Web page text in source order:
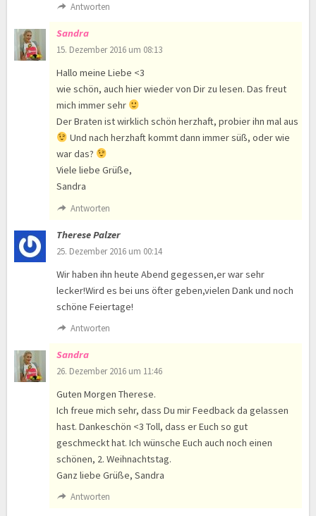
Antworten
Sandra
15. Dezember 2016 um 08:13
Hallo meine Liebe <3
wie schön, auch hier wieder von Dir zu lesen. Das freut
mich immer sehr
Der Braten ist wirklich schön herzhaft, probier ihn mal aus
Und nach herzhaft kommt dann immer süß, oder wie
war das?
Viele liebe Grüße,
Sandra
Antworten
Therese Palzer
25. Dezember 2016 um 00:14
Wir haben ihn heute Abend gegessen,er war sehr
lecker!Wird es bei uns öfter geben,vielen Dank und noch
schöne Feiertage!
Antworten
Sandra
26. Dezember 2016 um 11:46
Guten Morgen Therese.
Ich freue mich sehr, dass Du mir Feedback da gelassen
hast. Dankeschön <3 Toll, dass er Euch so gut
geschmeckt hat. Ich wünsche Euch auch noch einen
schönen, 2. Weihnachtstag.
Ganz liebe Grüße, Sandra
Antworten